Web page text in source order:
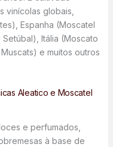
vinícolas globais,
Espanha (Moscatel
Itália (Moscato
e muitos outros
Aleatico e Moscatel
e perfumados,
à base de